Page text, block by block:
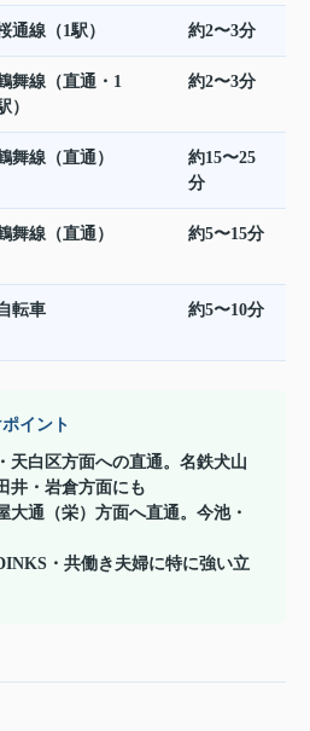
通線（1駅） 約2〜3分
舞線（直通・1
）
約2〜3分
舞線（直通）
約15〜25
分
舞線（直通） 約5〜15分
転車 約5〜10分
イント
天白区方面への直通。名鉄犬山
井・岩倉方面にも
大通（栄）方面へ直通。今池・
・共働き夫婦に特に強い立